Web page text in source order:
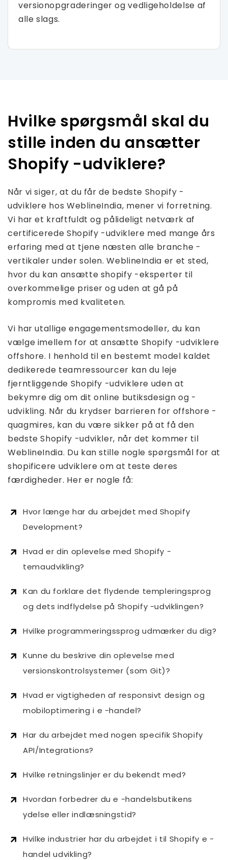
versionopgraderinger og vedligeholdelse af
alle slags.
Hvilke spørgsmål skal du
stille inden du ansætter
Shopify -udviklere?
Når vi siger, at du får de bedste Shopify -
udviklere hos WeblineIndia, mener vi forretning.
Vi har et kraftfuldt og pålideligt netværk af
certificerede Shopify -udviklere med mange års
erfaring med at tjene næsten alle branche -
vertikaler under solen. WeblineIndia er et sted,
hvor du kan ansætte shopify -eksperter til
overkommelige priser og uden at gå på
kompromis med kvaliteten.
Vi har utallige engagementsmodeller, du kan
vælge imellem for at ansætte Shopify -udviklere
offshore. I henhold til en bestemt model kaldet
dedikerede teamressourcer kan du leje
fjerntliggende Shopify -udviklere uden at
bekymre dig om dit online butiksdesign og -
udvikling. Når du krydser barrieren for offshore -
quagmires, kan du være sikker på at få den
bedste Shopify -udvikler, når det kommer til
WeblineIndia. Du kan stille nogle spørgsmål for at
shopificere udviklere om at teste deres
færdigheder. Her er nogle få:
Hvor længe har du arbejdet med Shopify
Development?
Hvad er din oplevelse med Shopify -
temaudvikling?
Kan du forklare det flydende templeringsprog
og dets indflydelse på Shopify -udviklingen?
Hvilke programmeringssprog udmærker du dig?
Kunne du beskrive din oplevelse med
versionskontrolsystemer (som Git)?
Hvad er vigtigheden af ​​responsivt design og
mobiloptimering i e -handel?
Har du arbejdet med nogen specifik Shopify
API/Integrations?
Hvilke retningslinjer er du bekendt med?
Hvordan forbedrer du e -handelsbutikens
ydelse eller indlæsningstid?
Hvilke industrier har du arbejdet i til Shopify e -
handel udvikling?